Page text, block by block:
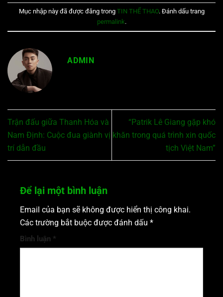
Mục nhập này đã được đăng trong TIN THỂ THAO. Đánh dấu trang
permalink.
ADMIN
Trận đấu giữa Thanh Hóa và
Nam Định: Cuộc đua giành vị
trí dẫn đầu
“Patrik Lê Giang gặp khó
khăn trong quá trình xin quốc
tịch Việt Nam”
Để lại một bình luận
Email của bạn sẽ không được hiển thị công khai.
Các trường bắt buộc được đánh dấu *
Bình luận *